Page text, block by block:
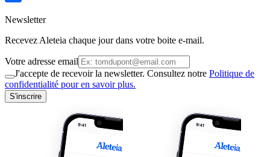
Newsletter
Recevez Aleteia chaque jour dans votre boite e-mail.
Votre adresse email
J'accepte de recevoir la newsletter. Consultez notre Politique de
confidentialité pour en savoir plus.
S'inscrire